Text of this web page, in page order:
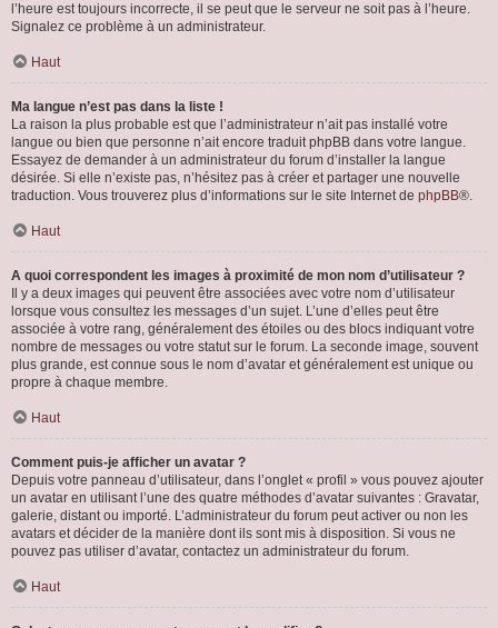
l’heure est toujours incorrecte, il se peut que le serveur ne soit pas à l’heure.
Signalez ce problème à un administrateur.
Haut
Ma langue n’est pas dans la liste !
La raison la plus probable est que l’administrateur n’ait pas installé votre
langue ou bien que personne n’ait encore traduit phpBB dans votre langue.
Essayez de demander à un administrateur du forum d’installer la langue
désirée. Si elle n’existe pas, n’hésitez pas à créer et partager une nouvelle
traduction. Vous trouverez plus d’informations sur le site Internet de phpBB®.
Haut
A quoi correspondent les images à proximité de mon nom d’utilisateur ?
Il y a deux images qui peuvent être associées avec votre nom d’utilisateur
lorsque vous consultez les messages d’un sujet. L’une d’elles peut être
associée à votre rang, généralement des étoiles ou des blocs indiquant votre
nombre de messages ou votre statut sur le forum. La seconde image, souvent
plus grande, est connue sous le nom d’avatar et généralement est unique ou
propre à chaque membre.
Haut
Comment puis-je afficher un avatar ?
Depuis votre panneau d’utilisateur, dans l’onglet « profil » vous pouvez ajouter
un avatar en utilisant l’une des quatre méthodes d’avatar suivantes : Gravatar,
galerie, distant ou importé. L’administrateur du forum peut activer ou non les
avatars et décider de la manière dont ils sont mis à disposition. Si vous ne
pouvez pas utiliser d’avatar, contactez un administrateur du forum.
Haut